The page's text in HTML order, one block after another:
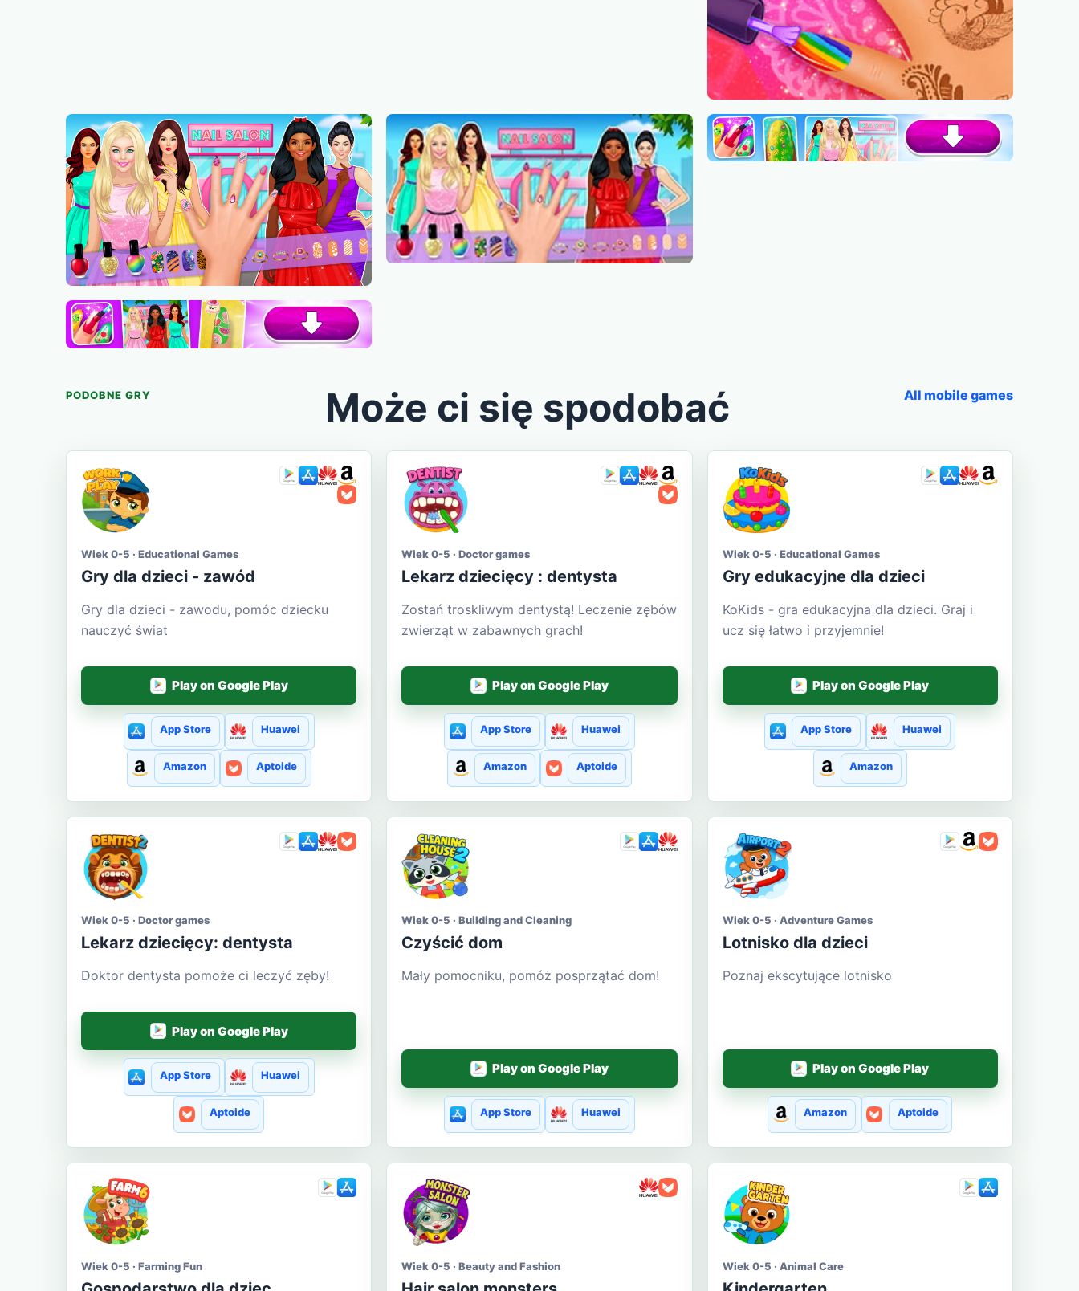
PODOBNE GRY Może ci się spodobać All mobile games
Wiek 0-5 · Educational Games
Gry dla dzieci - zawód
Gry dla dzieci - zawodu, pomóc dziecku
nauczyć świat
Play on Google Play
App Store Huawei
Amazon Aptoide
Wiek 0-5 · Doctor games
Lekarz dziecięcy : dentysta
Zostań troskliwym dentystą! Leczenie zębów
zwierząt w zabawnych grach!
Play on Google Play
App Store Huawei
Amazon Aptoide
Wiek 0-5 · Educational Games
Gry edukacyjne dla dzieci
KoKids - gra edukacyjna dla dzieci. Graj i
ucz się łatwo i przyjemnie!
Play on Google Play
App Store Huawei
Amazon
Wiek 0-5 · Doctor games
Lekarz dziecięcy: dentysta
Doktor dentysta pomoże ci leczyć zęby!
Play on Google Play
App Store Huawei
Aptoide
Wiek 0-5 · Building and Cleaning
Czyścić dom
Mały pomocniku, pomóż posprzątać dom!
Play on Google Play
App Store Huawei
Wiek 0-5 · Adventure Games
Lotnisko dla dzieci
Poznaj ekscytujące lotnisko
Play on Google Play
Amazon Aptoide
Wiek 0-5 · Farming Fun Wiek 0-5 · Beauty and Fashion Wiek 0-5 · Animal Care